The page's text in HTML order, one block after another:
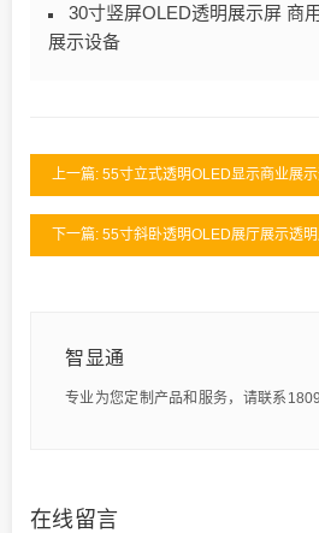
30寸竖屏OLED透明展示屏 商
展示设备
上一篇: 55寸立式透明OLED显示商业展
下一篇: 55寸斜卧透明OLED展厅展示透
智显通
专业为您定制产品和服务，请联系
在线留言